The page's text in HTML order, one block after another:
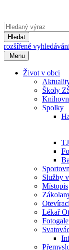
Hledat
rozšířené
Menu
Život v obci
Školy
Spolky
Služby
Místopis
Lékař